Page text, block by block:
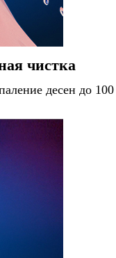
чистка
десен до